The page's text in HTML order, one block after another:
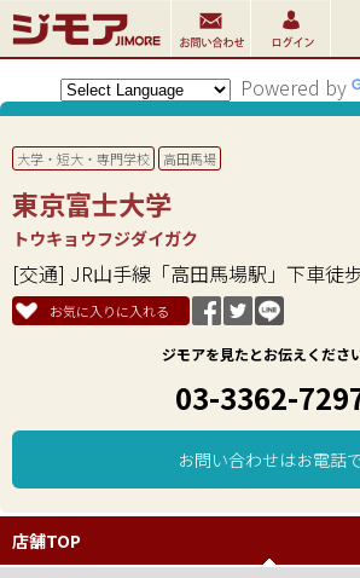
Powered by
大学・短大・専門学校 高田馬場
東京富士大学
トウキョウフジダイガク
[交通] JR山手線「高田馬場駅」下車徒
お気に入りに入れる
ジモアを見たとお伝えください
03-3362-
お問い合わせはお電話
店舗TOP